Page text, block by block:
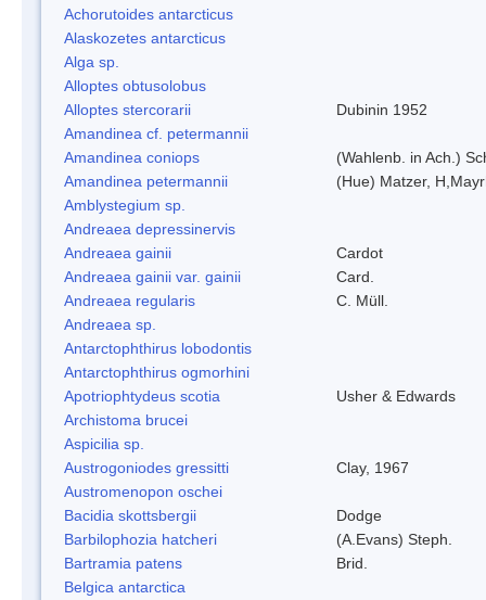
Achorutoides antarcticus
Alaskozetes antarcticus
Alga sp.
Alloptes obtusolobus
Alloptes stercorarii
Dubinin 1952
Amandinea cf. petermannii
Amandinea coniops
(Wahlenb. in Ach.)
Amandinea petermannii
(Hue) Matzer,
Amblystegium sp.
Andreaea depressinervis
Andreaea gainii
Cardot
Andreaea gainii var. gainii
Card.
Andreaea regularis
C. Müll.
Andreaea sp.
Antarctophthirus lobodontis
Antarctophthirus ogmorhini
Apotriophtydeus scotia
Usher & Edwards
Archistoma brucei
Aspicilia sp.
Austrogoniodes gressitti
Clay, 1967
Austromenopon oschei
Bacidia skottsbergii
Dodge
Barbilophozia hatcheri
(A.Evans) Steph.
Bartramia patens
Brid.
Belgica antarctica